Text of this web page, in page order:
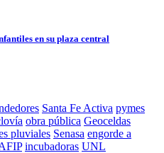
en su plaza central
Santa Fe Activa pymes
obra pública Geoceldas
pluviales Senasa engorde a
incubadoras UNL